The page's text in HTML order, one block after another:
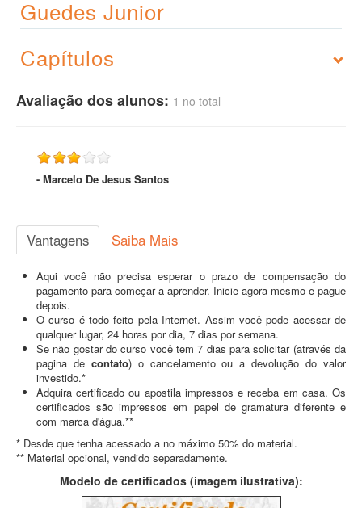
Guedes Junior
Capítulos
Avaliação dos alunos: 1 no total
- Marcelo De Jesus Santos
Vantagens Saiba Mais
Aqui você não precisa esperar o prazo de compensação do
pagamento para começar a aprender. Inicie agora mesmo e pague
depois.
O curso é todo feito pela Internet. Assim você pode acessar de
qualquer lugar, 24 horas por dia, 7 dias por semana.
Se não gostar do curso você tem 7 dias para solicitar (através da
pagina de contato) o cancelamento ou a devolução do valor
investido.*
Adquira certificado ou apostila impressos e receba em casa. Os
certificados são impressos em papel de gramatura diferente e
com marca d'água.**
* Desde que tenha acessado a no máximo 50% do material.
** Material opcional, vendido separadamente.
Modelo de certificados (imagem ilustrativa):